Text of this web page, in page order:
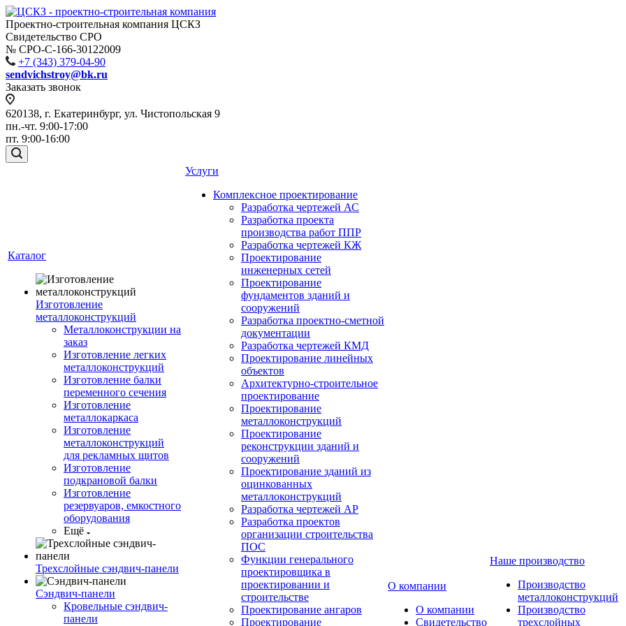
Проектно-строительная компания ЦСКЗ
Свидетельство СРО
№ СРО-С-166-30122009
+7 (343) 379-04-90
sendvichstroy@bk.ru
Заказать звонок
620138, г. Екатеринбург, ул. Чистопольская 9
пн.-чт. 9:00-17:00
пт. 9:00-16:00
Каталог
Изготовление
металлоконструкций
Металлоконструкции на
заказ
Изготовление легких
металлоконструкций
Изготовление балки
переменного сечения
Изготовление
металлокаркаса
Изготовление
металлоконструкций
для рекламных щитов
Изготовление
подкрановой балки
Изготовление
резервуаров, емкостного
оборудования
Ещё
Трехслойные сэндвич-панели
Сэндвич-панели
Кровельные сэндвич-
панели
Услуги
Комплексное проектирование
Разработка чертежей АС
Разработка проекта
производства работ ППР
Разработка чертежей КЖ
Проектирование
инженерных сетей
Проектирование
фундаментов зданий и
сооружений
Разработка проектно-сметной
документации
Разработка чертежей КМД
Проектирование линейных
объектов
Архитектурно-строительное
проектирование
Проектирование
металлоконструкций
Проектирование
реконструкции зданий и
сооружений
Проектирование зданий из
оцинкованных
металлоконструкций
Разработка чертежей АР
Разработка проектов
организации строительства
ПОС
Функции генерального
проектировщика в
проектировании и
строительстве
Проектирование ангаров
Проектирование
О компании
О компании
Свидетельство
Наше производство
Производство
металлоконструкций
Производство
трехслойных